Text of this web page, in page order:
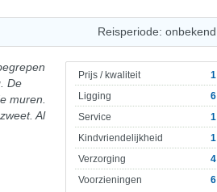
Reisperiode: onbekend
Prijs / kwaliteit
1
Ligging
6
Service
1
Kindvriendelijkheid
1
Verzorging
4
Voorzieningen
6
De
muren.
Al